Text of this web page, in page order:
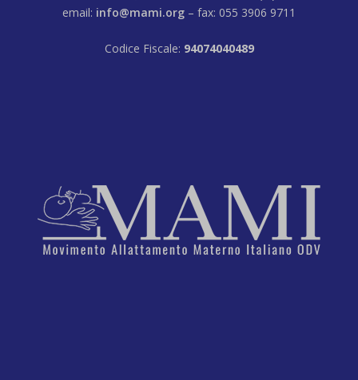
email: info@mami.org – fax: 055 3906 9711
Codice Fiscale: 94074040489